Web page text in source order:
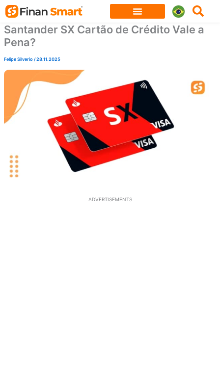
Skip
content
Santander SX Cartão de Crédito Vale a
Pena?
Felipe Silverio/28.11.2025
ADVERTISEMENTS